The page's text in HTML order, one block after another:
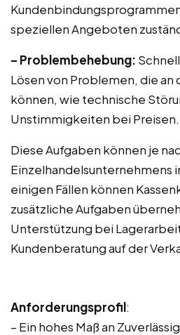
speziellen Angeboten
– Problembehebung:
Lösen von Problemen, die an
können, wie technische
Unstimmigkeiten bei Preisen.
Diese Aufgaben können je
Einzelhandelsunternehmens
einigen Fällen können
zusätzliche Aufgaben
Unterstützung bei
Kundenberatung auf der
Anforderungsprofil:
– Ein hohes Maß an